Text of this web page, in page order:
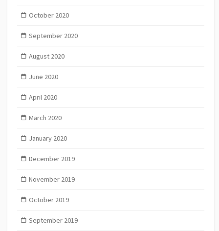
October 2020
September 2020
August 2020
June 2020
April 2020
March 2020
January 2020
December 2019
November 2019
October 2019
September 2019